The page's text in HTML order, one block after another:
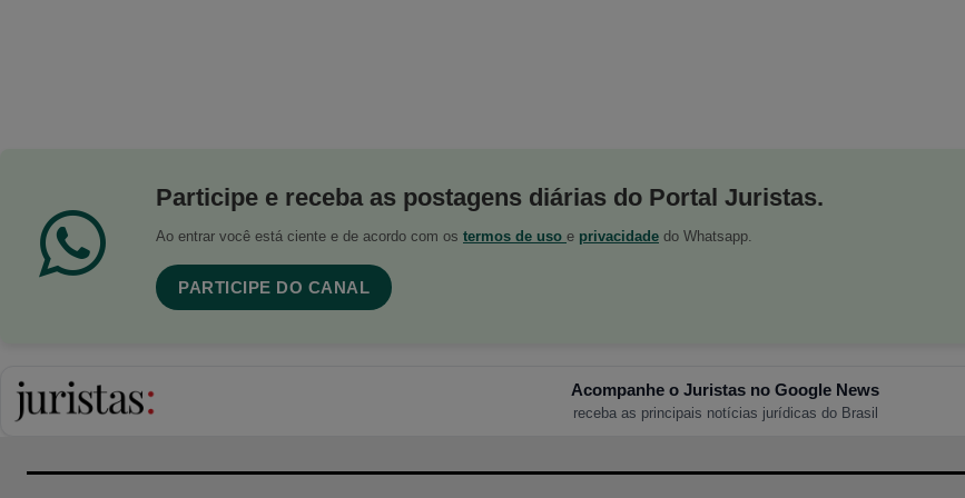
Participe e receba as postagens diárias do Portal Juristas.
Ao entrar você está ciente e de acordo com os termos de uso e privacidade do Whatsapp.
PARTICIPE DO CANAL
Acompanhe o Juristas no Google News
receba as principais notícias jurídicas do Brasil